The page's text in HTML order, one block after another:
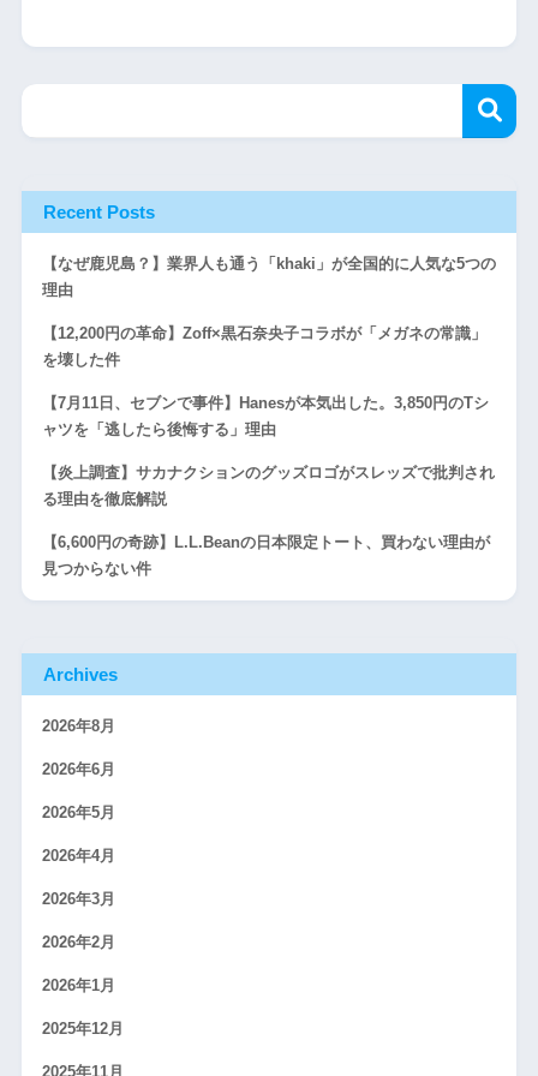
Recent Posts
【なぜ鹿児島？】業界人も通う「khaki」が全国的に人気な5つの
理由
【12,200円の革命】Zoff×黒石奈央子コラボが「メガネの常識」
を壊した件
【7月11日、セブンで事件】Hanesが本気出した。3,850円のTシ
ャツを「逃したら後悔する」理由
【炎上調査】サカナクションのグッズロゴがスレッズで批判され
る理由を徹底解説
【6,600円の奇跡】L.L.Beanの日本限定トート、買わない理由が
見つからない件
Archives
2026年8月
2026年6月
2026年5月
2026年4月
2026年3月
2026年2月
2026年1月
2025年12月
2025年11月